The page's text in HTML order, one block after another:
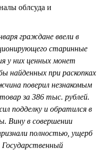
облсуда и
граждане ввели в
старинные
у них ценных монет
найденных при раскопках
поверил незнакомым
за 386 тыс. рублей.
подделку и обратился в
Вину в совершении
полностью, ущерб